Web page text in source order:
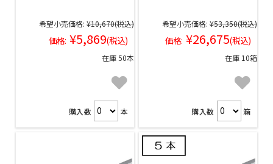
希望小売価格: ¥10,670(税込)
価格: ¥5,869(税込)
在庫 50本
購入数 本
希望小売価格: ¥53,350(税込)
価格: ¥26,675(税込)
在庫 10箱
購入数 箱